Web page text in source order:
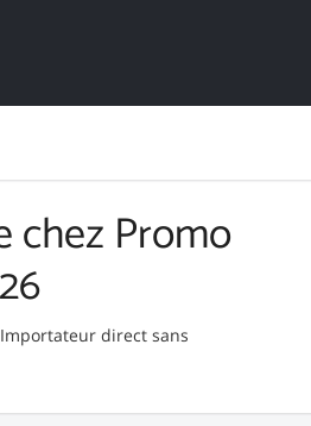
chez Promo
direct sans